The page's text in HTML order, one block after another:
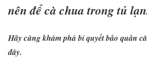
nên để cà chua trong tủ
Hãy cùng khám phá bí quyết bảo quản
đây.